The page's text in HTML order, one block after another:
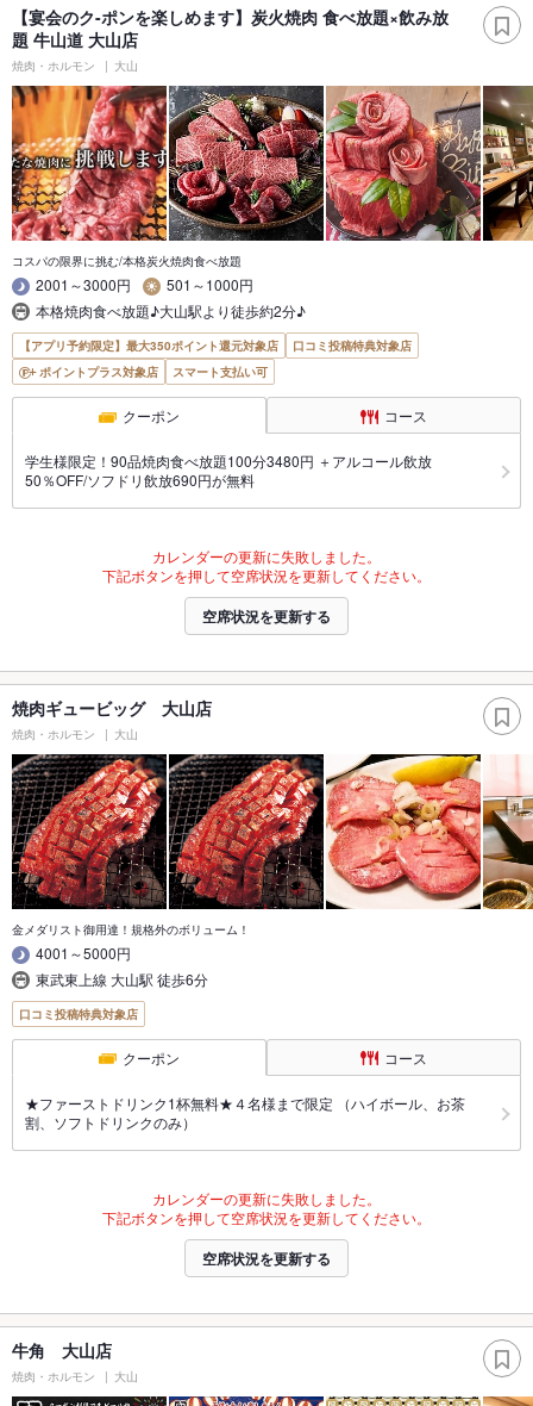
【宴会のク-ポンを楽しめます】炭火焼肉 食べ放題×飲み放
題 牛山道 大山店
焼肉・ホルモン 大山
コスパの限界に挑む/本格炭火焼肉食べ放題
2001～3000円
501～1000円
本格焼肉食べ放題♪大山駅より徒歩約2分♪
【アプリ予約限定】最大350ポイント還元対象店
口コミ投稿特典対象店
ポイントプラス対象店
スマート支払い可
クーポン コース
学生様限定！90品焼肉食べ放題100分3480円 ＋アルコール飲放
50％OFF/ソフドリ飲放690円が無料
カレンダーの更新に失敗しました。
下記ボタンを押して空席状況を更新してください。
空席状況を更新する
焼肉ギュービッグ 大山店
焼肉・ホルモン 大山
金メダリスト御用達！規格外のボリューム！
4001～5000円
東武東上線 大山駅 徒歩6分
口コミ投稿特典対象店
クーポン コース
★ファーストドリンク1杯無料★４名様まで限定 （ハイボール、お茶
割、ソフトドリンクのみ）
カレンダーの更新に失敗しました。
下記ボタンを押して空席状況を更新してください。
空席状況を更新する
牛角 大山店
焼肉・ホルモン 大山